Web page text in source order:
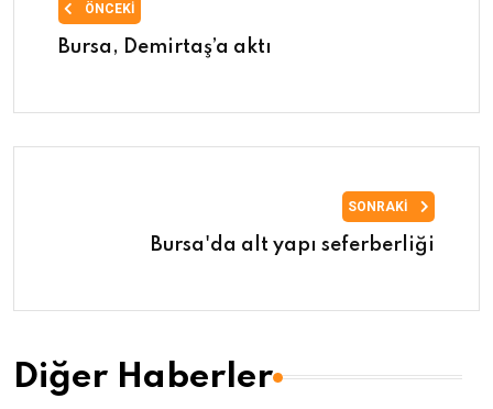
ÖNCEKI
Bursa, Demirtaş’a aktı
SONRAKI
Bursa'da alt yapı seferberliği
Diğer Haberler